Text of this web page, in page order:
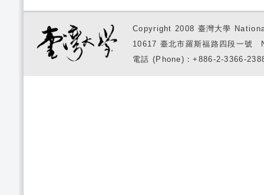
Copyright 2008 臺灣大學
10617 臺北市羅斯福路四段一
電話 (Phone)：+886-2-3366-